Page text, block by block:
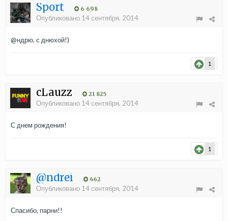
Sport 6 698
Опубликовано 14 сентября, 2014
@ндрю, с днюхой!)
1
cLauzz 21 825
Опубликовано 14 сентября, 2014
С днем рождения!
1
@ndrei 462
Опубликовано 14 сентября, 2014
Спасибо, парни!!